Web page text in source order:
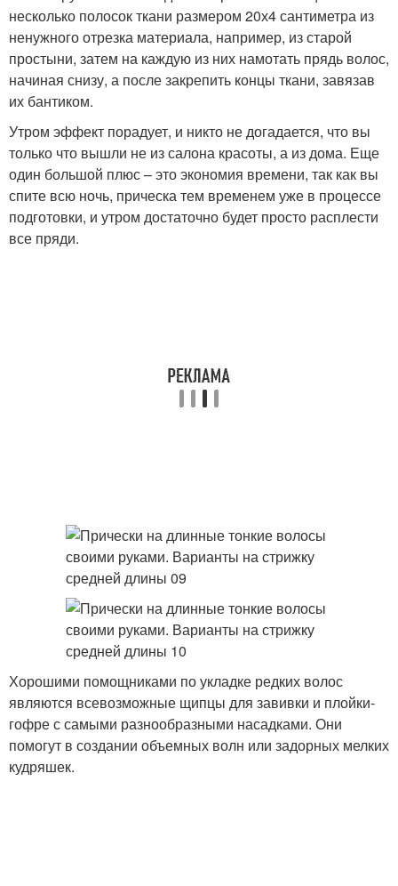
несколько полосок ткани размером 20х4 сантиметра из
ненужного отрезка материала, например, из старой
простыни, затем на каждую из них намотать прядь волос,
начиная снизу, а после закрепить концы ткани, завязав
их бантиком.
Утром эффект порадует, и никто не догадается, что вы
только что вышли не из салона красоты, а из дома. Еще
один большой плюс – это экономия времени, так как вы
спите всю ночь, прическа тем временем уже в процессе
подготовки, и утром достаточно будет просто расплести
все пряди.
Хорошими помощниками по укладке редких волос
являются всевозможные щипцы для завивки и плойки-
гофре с самыми разнообразными насадками. Они
помогут в создании объемных волн или задорных мелких
кудряшек.